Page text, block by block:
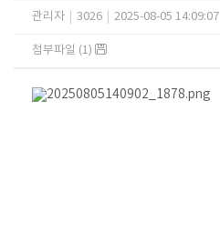
관리자 3026 2025-08-05 14:09:07
첨부파일 (1)